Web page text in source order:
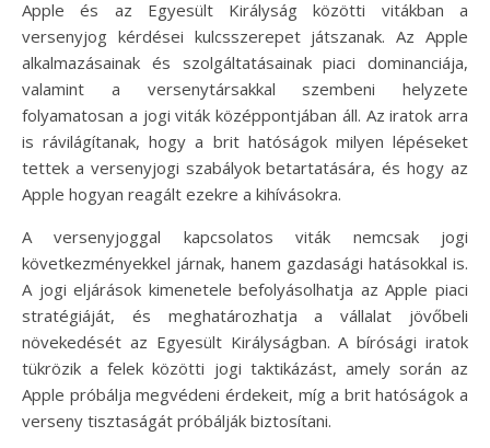
Apple és az Egyesült Királyság közötti vitákban a
versenyjog kérdései kulcsszerepet játszanak. Az Apple
alkalmazásainak és szolgáltatásainak piaci dominanciája,
valamint a versenytársakkal szembeni helyzete
folyamatosan a jogi viták középpontjában áll. Az iratok arra
is rávilágítanak, hogy a brit hatóságok milyen lépéseket
tettek a versenyjogi szabályok betartatására, és hogy az
Apple hogyan reagált ezekre a kihívásokra.
A versenyjoggal kapcsolatos viták nemcsak jogi
következményekkel járnak, hanem gazdasági hatásokkal is.
A jogi eljárások kimenetele befolyásolhatja az Apple piaci
stratégiáját, és meghatározhatja a vállalat jövőbeli
növekedését az Egyesült Királyságban. A bírósági iratok
tükrözik a felek közötti jogi taktikázást, amely során az
Apple próbálja megvédeni érdekeit, míg a brit hatóságok a
verseny tisztaságát próbálják biztosítani.